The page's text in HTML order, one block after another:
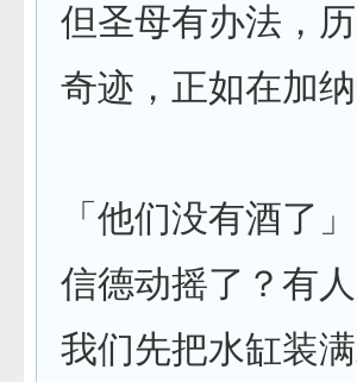
但圣母有办法，
奇迹，正如在加纳
「他们没有酒了
信德动摇了？有
我们先把水缸装